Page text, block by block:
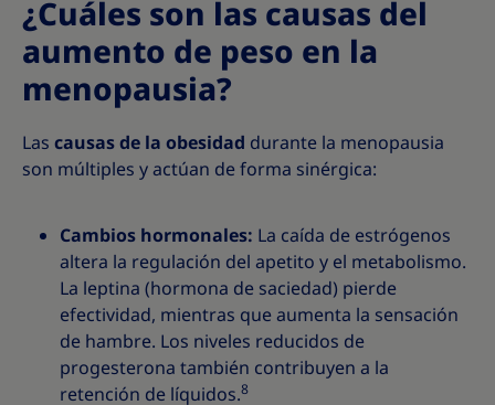
¿Cuáles son las causas del
aumento de peso en la
menopausia?
Las causas de la obesidad durante la menopausia
son múltiples y actúan de forma sinérgica:
Cambios hormonales: La caída de estrógenos
altera la regulación del apetito y el metabolismo.
La leptina (hormona de saciedad) pierde
efectividad, mientras que aumenta la sensación
de hambre. Los niveles reducidos de
progesterona también contribuyen a la
retención de líquidos.8